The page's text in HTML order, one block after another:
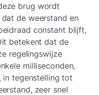
brug wordt
de weerstand en
constant blijft,
betekent dat de
regelingswijze
milliseconden,
in tegenstelling tot
zeer snel